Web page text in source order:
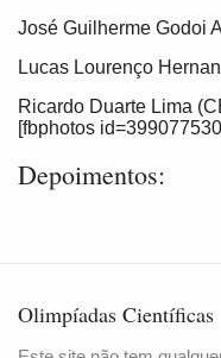
José Guilherme Godoi
Lucas Lourenço
Ricardo Duarte Lima
[fbphotos
Depoimentos:
Olimpíadas Científicas